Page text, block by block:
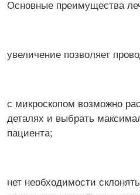
Основные преимущества
увеличение позволяет
с микроскопом возможно
деталях и выбрать
пациента;
нет необходимости